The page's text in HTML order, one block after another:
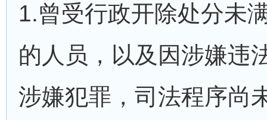
1.曾受行政开除处分未
的人员，以及因涉嫌违
涉嫌犯罪，司法程序尚